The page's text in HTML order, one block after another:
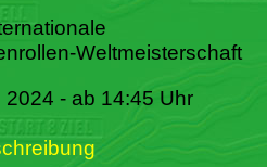
Weltmeisterschaft
2024 - ab 14:45 Uhr